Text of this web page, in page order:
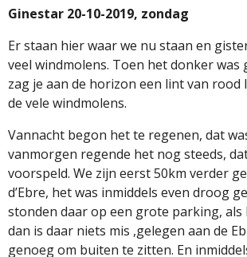
Ginestar 20-10-2019, zondag
Er staan hier waar we nu staan en
veel windmolens. Toen het donker was
zag je aan de horizon een lint van rood
de vele windmolens.
Vannacht begon het te regenen, dat
vanmorgen regende het nog steeds,
voorspeld. We zijn eerst 50km verder
d’Ebre, het was inmiddels even droog
stonden daar op een grote parking, als
dan is daar niets mis ,gelegen aan de
genoeg om buiten te zitten. En